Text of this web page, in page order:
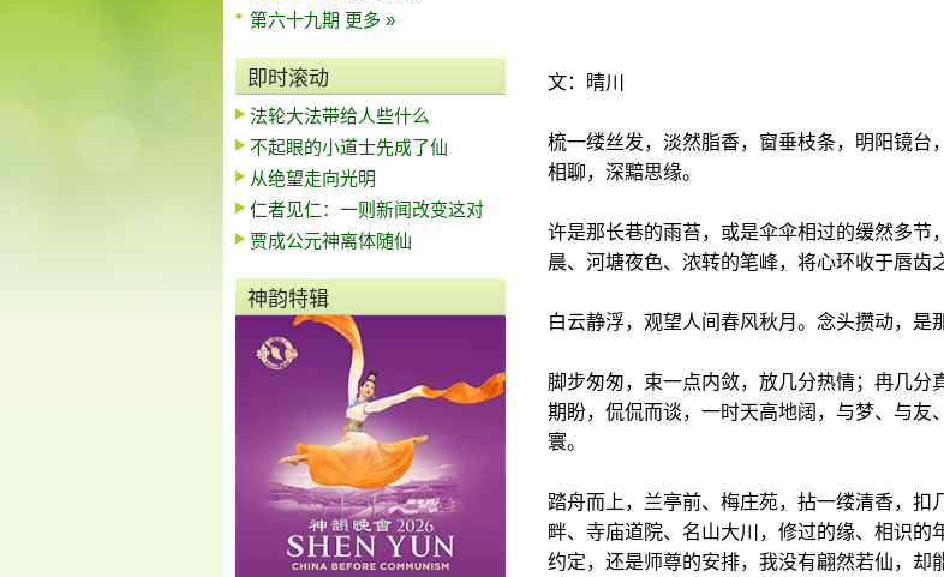
第六十九期 更多 »
即时滚动
法轮大法带给人些什么
不起眼的小道士先成了仙
从绝望走向光明
仁者见仁：一则新闻改变这对
贾成公元神离体随仙
神韵特辑
文：晴川
梳一缕丝发，淡然脂香，窗垂枝条，明阳镜
相聊，深黯思缘。
许是那长巷的雨苔，或是伞伞相过的缓然多
晨、河塘夜色、浓转的笔峰，将心环收于唇齿
白云静浮，观望人间春风秋月。念头攒动，是
脚步匆匆，束一点内敛，放几分热情；冉几
期盼，侃侃而谈，一时天高地阔，与梦、与
寰。
踏舟而上，兰亭前、梅庄苑，拈一缕清香，
畔、寺庙道院、名山大川，修过的缘、相识
约定，还是师尊的安排，我没有翩然若仙，却